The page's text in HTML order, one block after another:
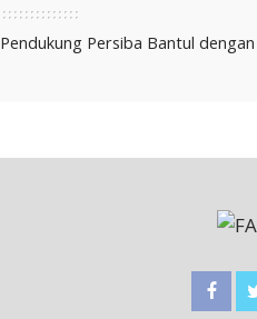
Pendukung Persiba Bantul